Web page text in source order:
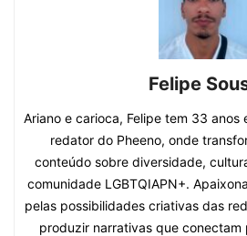
Felipe
Ariano e carioca, Felipe tem 33 anos
redator do Pheeno, onde
conteúdo sobre diversidade,
comunidade LGBTQIAPN+.
pelas possibilidades criativas das
produzir narrativas que conectam